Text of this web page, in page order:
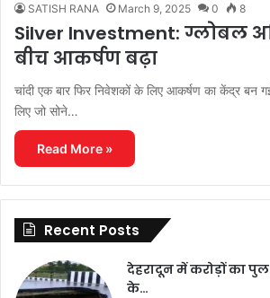
SATISH RANA March 9, 2025 0 8
Silver Investment: ग्लोबल
बीच आकर्षण बढ़ा
चांदी एक बार फिर निवेशकों के लिए आकर्षण का केंद्र बन
लिए जो सोने…
Read More »
Recent Posts
देहरादून में करोड़ों का
के…